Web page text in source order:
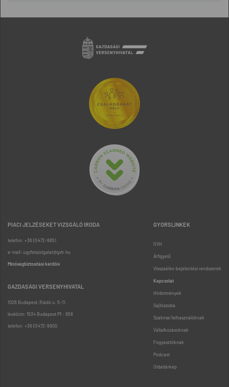
PIACI JELZÉSEKET VIZSGÁLÓ IRODA
telefon: +36 (1) 472-8851
e-mail: ugyfelszolgalat@gvh.hu
Minőségbiztosítási kérdőív
GAZDASÁGI VERSENYHIVATAL
1026 Budapest, Riadó u. 5-11.
levélcím: 1534 Budapest Pf.: 958
telefon: +36 (1) 472-8900
GYORSLINKEK
GVH
Árfigyelő
Visszaélés-bejelentési rendszerek
Kapcsolat
Hirdetmények
Sajtószoba
Szakmai felhasználóknak
Vállalkozásoknak
Fogyasztóknak
Podcast
Oldaltérkép